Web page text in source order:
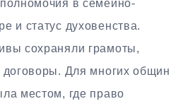
в семейно-
и статус духовенства.
сохраняли грамоты,
договоры. Для многих общин
местом, где право